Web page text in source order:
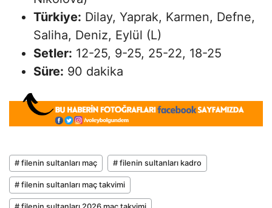
Türkiye: Dilay, Yaprak, Karmen, Defne,
Saliha, Deniz, Eylül (L)
Setler: 12-25, 9-25, 25-22, 18-25
Süre: 90 dakika
# filenin sultanları maç # filenin sultanları kadro
# filenin sultanları maç takvimi